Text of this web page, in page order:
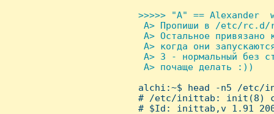
>>>>> "A" == Alexander
A> Пропиши в /etc/
A> Остальное привязано
A> когда они
A> 3 - нормальный без
  A> почаще делать :))
alchi:~$ head -n5 /etc/
# /etc/inittab: init(8)
# $Id: inittab,v 1.91